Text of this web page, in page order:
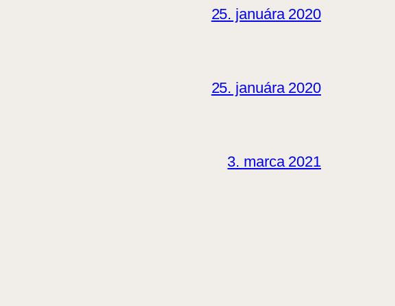
25. januára 2020
25. januára 2020
3. marca 2021